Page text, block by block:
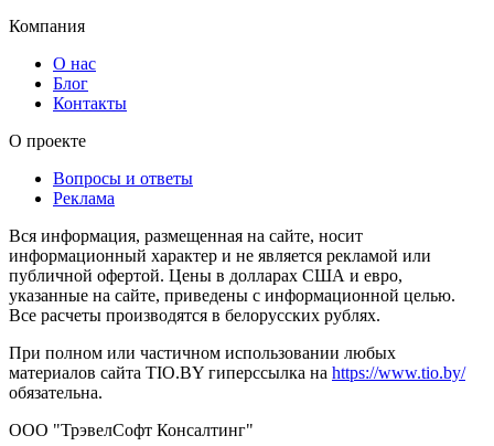
Компания
О нас
Блог
Контакты
О проекте
Вопросы и ответы
Реклама
Вся информация, размещенная на сайте, носит
информационный характер и не является рекламой или
публичной офертой. Цены в долларах США и евро,
указанные на сайте, приведены с информационной целью.
Все расчеты производятся в белорусских рублях.
При полном или частичном использовании любых
материалов сайта TIO.BY гиперссылка на https://www.tio.by/
обязательна.
ООО "ТрэвелСофт Консалтинг"